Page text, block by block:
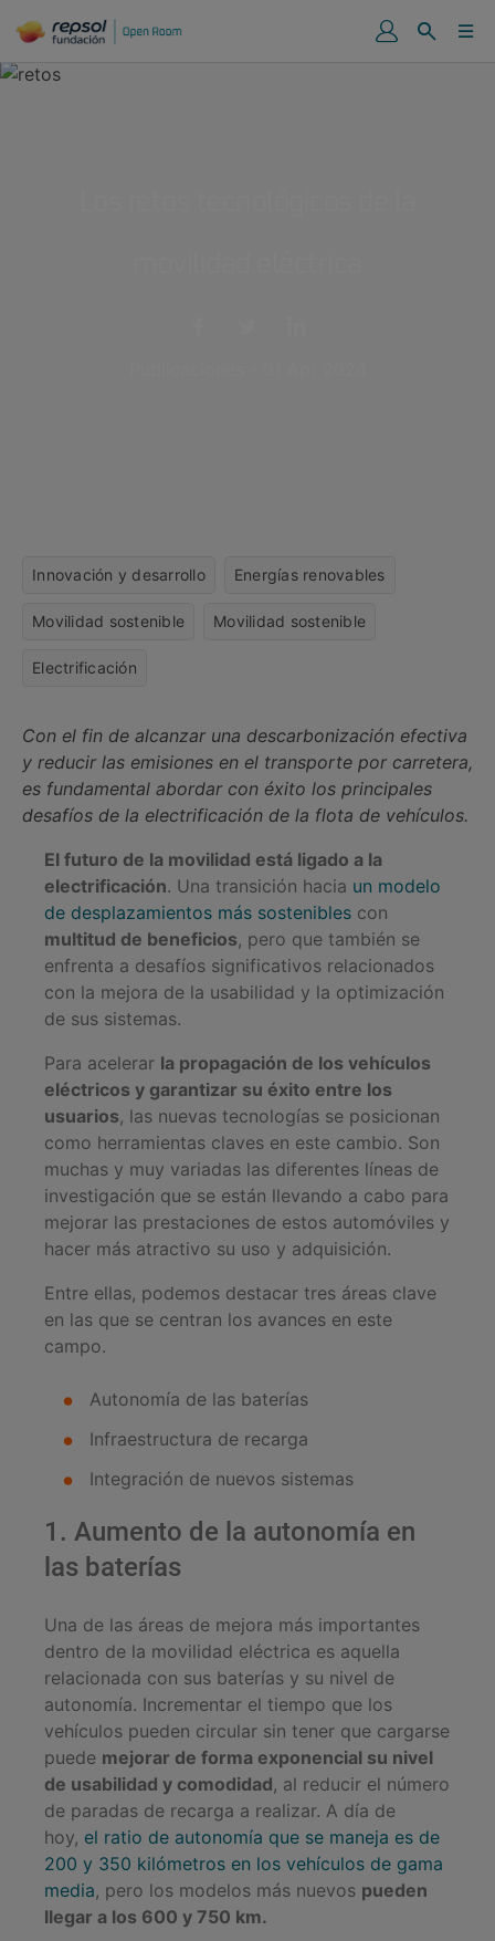
Innovación y desarrollo Energías renovables
Movilidad sostenible Movilidad sostenible
Electrificación
Con el fin de alcanzar una descarbonización efectiva
y reducir las emisiones en el transporte por carretera,
es fundamental abordar con éxito los principales
desafíos de la electrificación de la flota de vehículos.
El futuro de la movilidad está ligado a la
electrificación. Una transición hacia un modelo
de desplazamientos más sostenibles con
multitud de beneficios, pero que también se
enfrenta a desafíos significativos relacionados
con la mejora de la usabilidad y la optimización
de sus sistemas.
Para acelerar la propagación de los vehículos
eléctricos y garantizar su éxito entre los
usuarios, las nuevas tecnologías se posicionan
como herramientas claves en este cambio. Son
muchas y muy variadas las diferentes líneas de
investigación que se están llevando a cabo para
mejorar las prestaciones de estos automóviles y
hacer más atractivo su uso y adquisición.
Entre ellas, podemos destacar tres áreas clave
en las que se centran los avances en este
campo.
Autonomía de las baterías
Infraestructura de recarga
Integración de nuevos sistemas
1. Aumento de la autonomía en
las baterías
Una de las áreas de mejora más importantes
dentro de la movilidad eléctrica es aquella
relacionada con sus baterías y su nivel de
autonomía. Incrementar el tiempo que los
vehículos pueden circular sin tener que cargarse
puede mejorar de forma exponencial su nivel
de usabilidad y comodidad, al reducir el número
de paradas de recarga a realizar. A día de
hoy, el ratio de autonomía que se maneja es de
200 y 350 kilómetros en los vehículos de gama
media, pero los modelos más nuevos pueden
llegar a los 600 y 750 km.